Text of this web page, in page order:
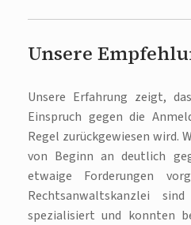
Unsere
Unsere Erfahrung zeigt,
Einspruch gegen die
Regel zurückgewiesen wird.
von Beginn an deutlich
etwaige Forderungen
Rechtsanwaltskanzlei
spezialisiert und konnten